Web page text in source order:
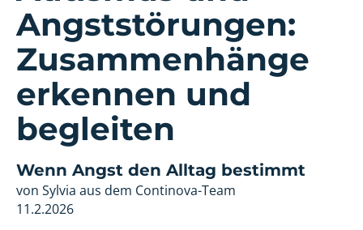
Angststörungen:
Zusammenhänge
erkennen und
begleiten
Wenn Angst den Alltag bestimmt
von Sylvia aus dem Continova-Team
11.2.2026